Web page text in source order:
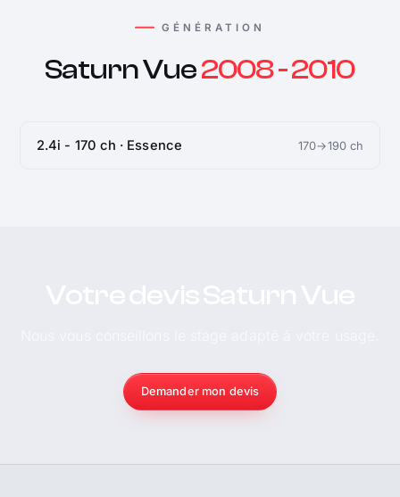
GÉNÉRATION
Saturn Vue2008 - 2010
2.4i - 170 ch · Essence 170→190 ch
Demander mon devis